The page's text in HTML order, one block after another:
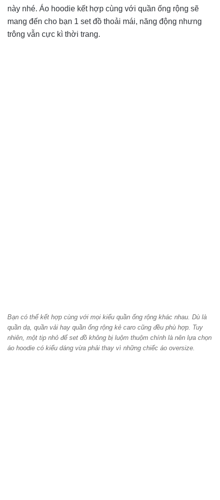
này nhé. Áo hoodie kết hợp cùng với quần ống rộng sẽ
mang đến cho bạn 1 set đồ thoải mái, năng động nhưng
trông vẫn cực kì thời trang.
Bạn có thể kết hợp cùng với mọi kiểu quần ống rộng khác nhau. Dù là
quần dạ, quần vải hay quần ống rộng kẻ caro cũng đều phù hợp. Tuy
nhiên, một tip nhỏ để set đồ không bị luộm thuộm chính là nên lựa chọn
áo hoodie có kiểu dáng vừa phải thay vì những chiếc áo oversize.